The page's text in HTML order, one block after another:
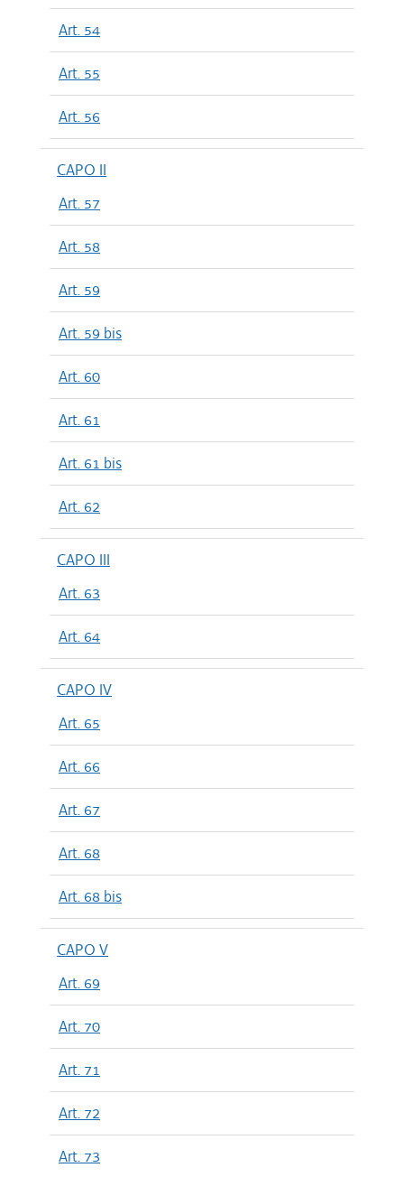
Art. 54
Art. 55
Art. 56
CAPO II
Art. 57
Art. 58
Art. 59
Art. 59 bis
Art. 60
Art. 61
Art. 61 bis
Art. 62
CAPO III
Art. 63
Art. 64
CAPO IV
Art. 65
Art. 66
Art. 67
Art. 68
Art. 68 bis
CAPO V
Art. 69
Art. 70
Art. 71
Art. 72
Art. 73